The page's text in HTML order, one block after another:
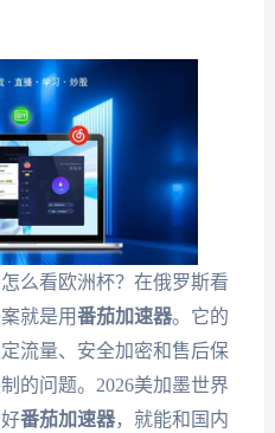
么看欧洲杯？在俄罗斯看
就是用番茄加速器。它的
流量、安全加密和售后保
的问题。2026美加墨世界
番茄加速器，就能和国内